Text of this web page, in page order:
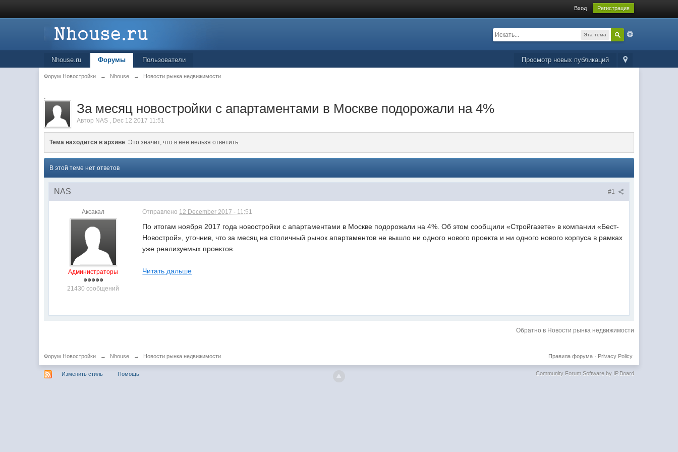
Вход Регистрация
Эта тема
Просмотр новых публикаций
Nhouse.ru Форумы Пользователи
Форум Новостройки → Nhouse → Новости рынка недвижимости
.
За месяц новостройки с апартаментами в Москве подорожали на 4%
Автор NAS , Dec 12 2017 11:51
Тема находится в архиве. Это значит, что в нее нельзя ответить.
В этой теме нет ответов
#1
NAS
Аксакал
Администраторы
21430 сообщений
Отправлено 12 December 2017 - 11:51
По итогам ноября 2017 года новостройки с апартаментами в Москве подорожали на 4%. Об этом сообщили «Стройгазете» в компании «Бест-
Новострой», уточнив, что за месяц на столичный рынок апартаментов не вышло ни одного нового проекта и ни одного нового корпуса в рамках
уже реализуемых проектов.
Читать дальше
Обратно в Новости рынка недвижимости
Форум Новостройки → Nhouse → Новости рынка недвижимости Privacy Policy
Правила форума·
Изменить стиль Помощь Community Forum Software by IP.Board